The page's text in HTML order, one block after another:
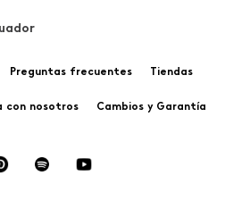
Preguntas frecuentes Tiendas
con nosotros Cambios y Garantía